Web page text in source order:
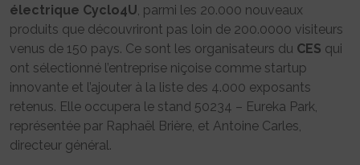
électrique Cyclo4U, parmi les 20.000 nouveaux
produits que découvriront pas loin de 200.0000 visiteurs
venus de 150 pays. Ce sont les organisateurs du CES qui
ont sélectionné l’entreprise niçoise comme startup
innovante et l’ajouter à la liste des 4.000 exposants
retenus. Elle occupera le stand 50234 – Eureka Park,
représentée par Raphaël Brière, et Antoine Carles,
directeur général.